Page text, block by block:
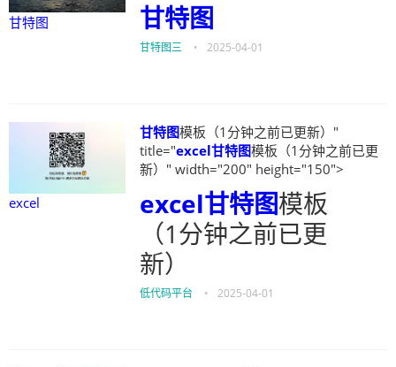
甘特图 甘特图
甘特图三 • 2025-04-01
excel
甘特图模板（1分钟之前已更新）"
title="excel甘特图模板（1分钟之前已更
新）" width="200" height="150">
excel甘特图模板
（1分钟之前已更
新）
低代码平台 • 2025-04-01